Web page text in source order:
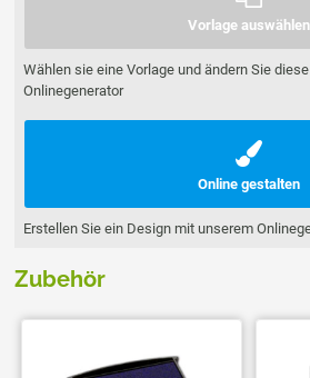
Vorlage auswählen
Wählen sie eine Vorlage und ändern Sie
Onlinegenerator
Online gestalten
Erstellen Sie ein Design mit unserem
Zubehör